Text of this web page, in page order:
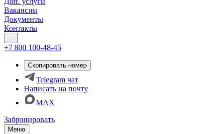
Вакансии
Документы
Контакты
...
+7 800 100-48-45
Скопировать номер
Telegram чат
Написать на почту
MAX
Забронировать
Меню